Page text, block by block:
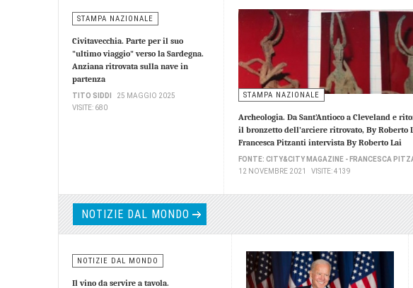
STAMPA NAZIONALE
Civitavecchia. Parte per il suo
"ultimo viaggio" verso la Sardegna.
Anziana ritrovata sulla nave in
partenza
TITO SIDDI
25 MAGGIO 2025
VISITE: 680
STAMPA NAZIONALE
Archeologia. Da Sant’Antioco a Cleveland e
il bronzetto dell’arciere ritrovato, By Roberto
Francesca Pitzanti intervista By Roberto Lai
FONTE: CITY&CITY MAGAZINE - FRANCESCA
12 NOVEMBRE 2021
VISITE: 4139
NOTIZIE DAL MONDO
NOTIZIE DAL MONDO
Il vino da servire a tavola.